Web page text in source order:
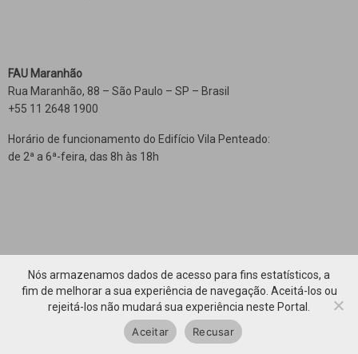
FAU Maranhão
Rua Maranhão, 88 – São Paulo – SP – Brasil
+55 11 2648 1900
Horário de funcionamento do Edifício Vila Penteado:
de 2ª a 6ª-feira, das 8h às 18h
Nós armazenamos dados de acesso para fins estatísticos, a
fim de melhorar a sua experiência de navegação. Aceitá-los ou
rejeitá-los não mudará sua experiência neste Portal.
Aceitar
Recusar